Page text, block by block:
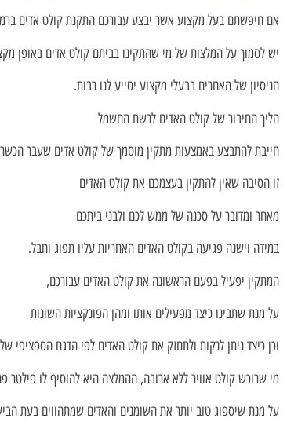
אם חיפשתם בעל מקצוע אשר יבצע עבורכם התקנת קולט אדים
יש לסמוך על המלצות של מי שהתקינו בביתם קולט אדים באופן
הניסיון של האחרים בבעלי מקצוע יסייע לנו רבות.
הליך החיבור של קולט האדים לרשת החשמל
חייבת להתבצע באמצעות מתקין מוסמך של קולט אדים שעבר
זו הסיבה שאין להתקין בעצמכם את קולט האדים
מאחר ומדובר על סכנה של ממש לכם ולבני ביתכם
במידה וישנה פגיעה בקולט האדים האחריות עליו תפוג וחבל.
המתקין יפעיל בפעם הראשונה את קולט האדים עבורכם,
על מנת שתבינו כיצד מפעילים אותו ומהן הפונקציות השונות
וכן כיצד ניתן לנקות ולתחזק את קולט האדים לפי הדגם הספציפי
מי שרוכש קולט אוויר ללא ארובה, ההמלצה היא להוסיף לו פילטר
על מנת שיספוג טוב יותר את השומנים והאדים שמתהווים בעת